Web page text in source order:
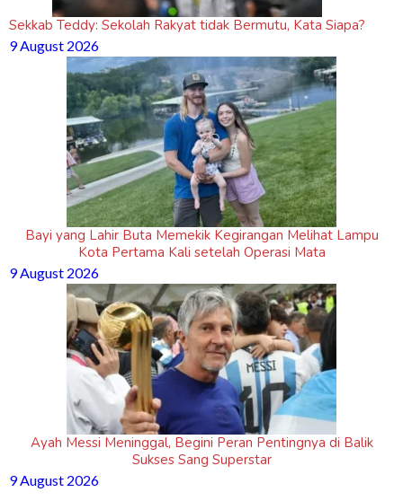
Sekkab Teddy: Sekolah Rakyat tidak Bermutu, Kata Siapa?
9 August 2026
Bayi yang Lahir Buta Memekik Kegirangan Melihat Lampu
Kota Pertama Kali setelah Operasi Mata
9 August 2026
Ayah Messi Meninggal, Begini Peran Pentingnya di Balik
Sukses Sang Superstar
9 August 2026